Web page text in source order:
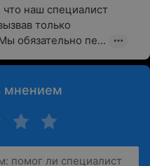
наш специалист
только
обязательно пе...
мнением